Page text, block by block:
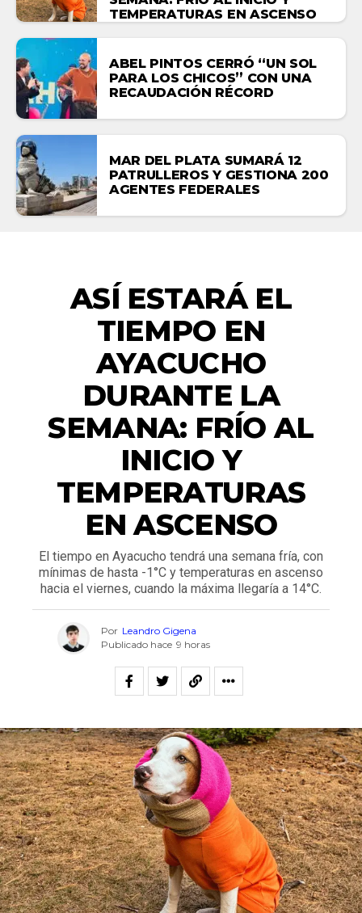
TEMPERATURAS EN ASCENSO
ABEL PINTOS CERRÓ “UN SOL
PARA LOS CHICOS” CON UNA
RECAUDACIÓN RÉCORD
MAR DEL PLATA SUMARÁ 12
PATRULLEROS Y GESTIONA 200
AGENTES FEDERALES
ASÍ ESTARÁ EL
TIEMPO EN
AYACUCHO
DURANTE LA
SEMANA: FRÍO AL
INICIO Y
TEMPERATURAS
EN ASCENSO
El tiempo en Ayacucho tendrá una semana fría, con
mínimas de hasta -1°C y temperaturas en ascenso
hacia el viernes, cuando la máxima llegaría a 14°C.
Por Leandro Gigena
Publicado hace 9 horas